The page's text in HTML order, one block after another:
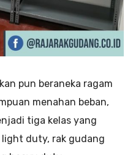
pun beraneka ragam
menahan beban,
tiga kelas yang
light duty, rak gudang